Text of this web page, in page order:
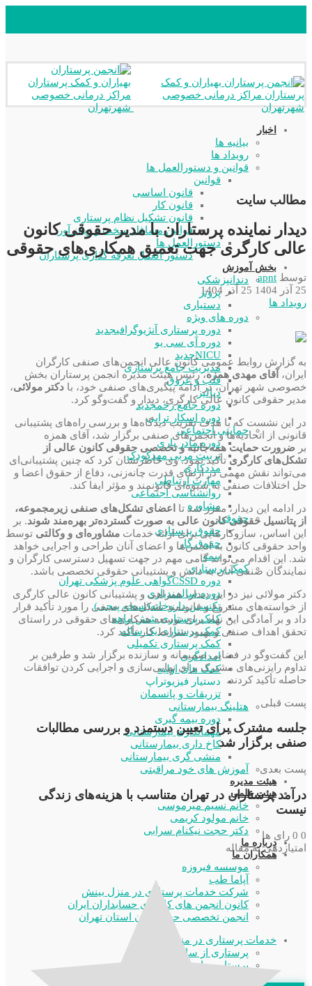
اخبار
بیانیه ها
رویداد ها
قوانین و دستورالعمل ها
قوانین
قانون اساسی
قانون کار
قانون تشکیل نظام پرستاری
قوانین مشاغل سخت و زیان آور
دستورالعمل ها
دستور العمل تعرفه گذاری پرستاران
بخش آموزش
دندانپزشکی
پروتز
دستیاری
دوره های ویژه
دوره پرستاری آنژیوگرافیجدید
دوره آی سی یو
NICUجدید
مدیریت جامع پرستاری
قلب و عروق
دیالیز
دوره جامع زخمجدید
دوره اسکار تراپی
حمایتی اجتماعی
دوره مادر یاری
تربیت مربی مهدکودک
مددکاری
مهارت ارتباطی
روانشناسی اجتماعی
مشاوره
حقوقی
حقوق پرستاری
حقوق کار
بیمه
کمک پرستاری
دوره CSSD
گواهی علوم پزشکی تهران
دوره سالمندیاری
تکنسین داروخانه(نسخه پیچی)
کمک پرستاری شش ماهه
کمک پرستاری یک ساله
کمک پرستاری تکمیلی
امدادگری
کمک های اولیه
دستیار فیزیوتراپ
تزریقات و پانسمان
هتلینگ بیمارستانی
دوره بیمه گیری
مهمانداری بیمارستانی
کاخ داری بیمارستانی
منشی گری بیمارستانی
آموزش های خود مراقبتی
هیئت مدیره
هیئت علمی
خانم نسیم میرموسی
خانم مولود کریمی
دکتر حجت نیکنام سرابی
درباره ما
همکاران ما
موسسه فیروزه
آپاما طب
شرکت خدمات پرستاری در منزل بینش
کانون انجمن های کارگری حسابداران ایران
انجمن تخصصی حسابداران استان تهران
خدمات پرستاری در منزل
پرستاری از سالمند
پرستار بیمار در منزل
مطالب سایت
دیدار نماینده پرستاران با مدیر حقوقی کانون
عالی کارگری جهت تعمیق همکاری‌های حقوقی
توسط apnt
25 آذر 1404
25 آذر 1404
رویداد ها
به گزارش روابط عمومی کانون عالی انجمن‌های صنفی کارگران
ایران، آقای مهدی همزه، رئیس هیئت مدیره انجمن پرستاران بخش
خصوصی شهر تهران، در ادامه پیگیری‌های صنفی خود، با دکتر مولائی،
مدیر حقوقی کانون عالی کارگری، دیدار و گفت‌وگو کرد.
در این نشست که با هدف تقریب دیدگاه‌ها و بررسی راه‌های پشتیبانی
قانونی از اتحادیه‌ها و انجمن‌های صنفی برگزار شد، آقای همزه
بر ضرورت حمایت همه‌جانبه و تخصصی حقوقی کانون عالی از
تشکل‌های کارگریتأکید نمود. وی خاطرنشان کرد که چنین پشتیبانی‌ای
می‌تواند نقش مهمی در ارتقای قدرت چانه‌زنی، دفاع از حقوق اعضا و
حل اختلافات صنفی به شیوه‌ای قانونمند و مؤثر ایفا کند.
در ادامه این دیدار، مقرر شد تا
اعضای تشکل‌های صنفی زیرمجموعه،
از پتانسیل حقوقی کانون عالی به صورت گسترده‌تر بهره‌مند شوند. بر
این اساس، سازوکارهایی برای ارائه خدمات مشاوره‌ای و وکالتی توسط
واحد حقوقی کانون به انجمن‌ها و اعضای آنان طراحی و اجرایی خواهد
شد. این اقدام می‌تواند گامی مهم در جهت تسهیل دسترسی کارگران و
نمایندگان صنفی آنان به دانش و پشتیبانی حقوقی تخصصی باشد.
دکتر مولائی نیز در این دیدار، همراهی و پشتیبانی کانون عالی کارگری
از خواسته‌های مشروع و قانونمند تشکل‌های صنفی را مورد تأکید قرار
داد و بر آمادگی این نهاد برای توسعه همکاری‌های حقوقی در راستای
تحقق اهداف صنفی و بهبود شرایط کار تأکید کرد.
این گفت‌وگو در فضایی صمیمانه و سازنده برگزار شد و طرفین بر
تداوم رایزنی‌های مشترک برای نهایی‌سازی و اجرایی کردن توافقات
حاصله تأکید کردند.
پست قبلی
جلسه مشترک برای تعیین دستمزد و بررسی مطالبات
صنفی برگزار شد
پست بعدی
درآمد پرستاران در تهران متناسب با هزینه‌های زندگی
نیست
0
0 رای ها
امتیازدهی به مقاله